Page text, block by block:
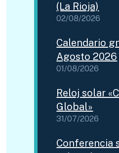
(La Rioja)
02/08/2026
Calendario
Agosto 2026
01/08/2026
Reloj solar
Global»
31/07/2026
Conferencia